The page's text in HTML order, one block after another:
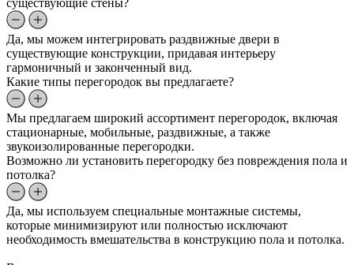
существующие стены?
Да, мы можем интегрировать раздвижные двери в
существующие конструкции, придавая интерьеру
гармоничный и законченный вид.
Какие типы перегородок вы предлагаете?
Мы предлагаем широкий ассортимент перегородок, включая
стационарные, мобильные, раздвижные, а также
звукоизолированные перегородки.
Возможно ли установить перегородку без повреждения пола и
потолка?
Да, мы используем специальные монтажные системы,
которые минимизируют или полностью исключают
необходимость вмешательства в конструкцию пола и потолка.